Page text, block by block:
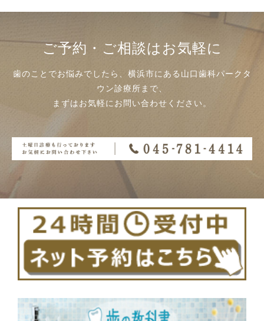
ご予約・ご相談はお気軽に
歯のことでお悩みでしたら、横浜市にある山口歯科パークタ
ウン診療所まで、
まずはお気軽にお問い合わせください。